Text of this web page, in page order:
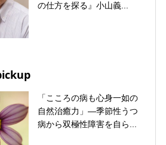
の仕方を探る』小山義...
「こころの病も心身一如の
自然治癒力」―季節性うつ
病から双極性障害を自ら...